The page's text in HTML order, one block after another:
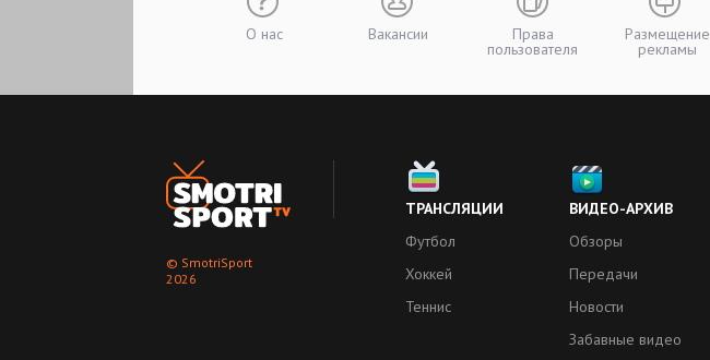
О нас Вакансии Права
пользователя
Размещение
рекламы
© SmotriSport
2026
ТРАНСЛЯЦИИ
Футбол
Хоккей
Теннис
ВИДЕО-АРХИВ
Обзоры
Передачи
Новости
Забавные видео